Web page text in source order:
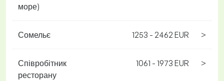
море)
Сомельє 1253 - 2462 EUR >
Співробітник
ресторану
1061 - 1973 EUR >